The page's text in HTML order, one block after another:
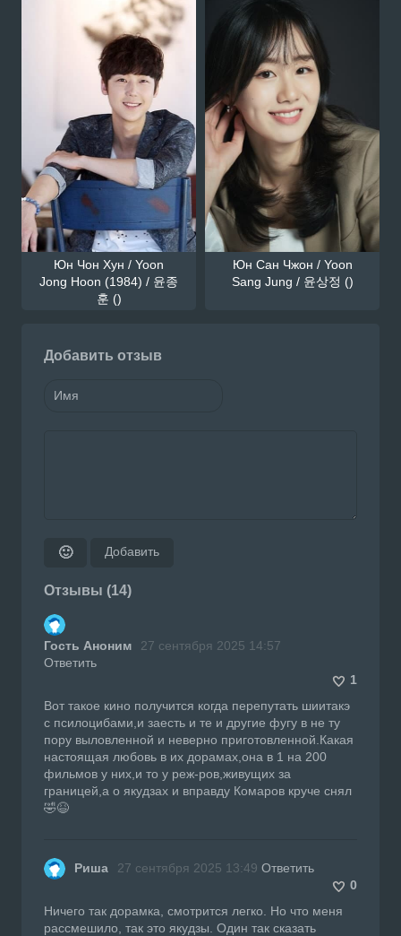
Юн Чон Хун / Yoon
Jong Hoon (1984) / 윤종
훈 ()
Юн Сан Чжон / Yoon
Sang Jung / 윤상정 ()
Добавить отзыв
🙂 Добавить
Отзывы (14)
Гость Аноним
27 сентября 2025 14:57
Ответить
1
Вот такое кино получится когда перепутать шиитакэ
с псилоцибами,и заесть и те и другие фугу в не ту
пору выловленной и неверно приготовленной.Какая
настоящая любовь в их дорамах,она в 1 на 200
фильмов у них,и то у реж-ров,живущих за
границей,а о якудзах и вправду Комаров круче снял
🤣😆
Риша 27 сентября 2025 13:49 Ответить
0
Ничего так дорамка, смотрится легко. Но что меня
рассмешило, так это якудзы. Один так сказать